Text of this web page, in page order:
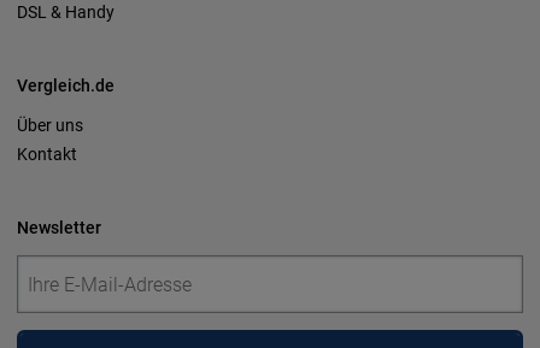
DSL & Handy
Vergleich.de
Über uns
Kontakt
Newsletter